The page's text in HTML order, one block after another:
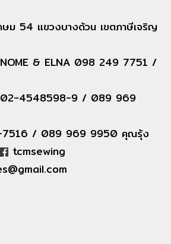
ม 54 แขวงบางด้วน เขตภาษีเจริญ
& ELNA 098 249 7751 /
02-4548598-9 / 089 969
/ 089 969 9950 คุณรุ้ง
tcmsewing